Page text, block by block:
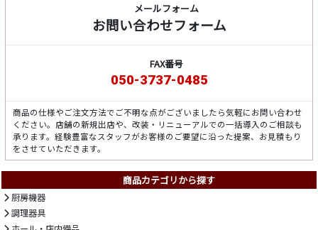
メールフォーム
お問い合わせフォーム
FAX番号
050-3737-0485
商品の仕様やご注文方法でご不明な点がございましたら気軽にお問い合わせ
ください。店舗の新規出店や、改装・リニューアルでの一括導入のご相談も
承ります。経験豊富なスタッフがお客様のご要望に沿った提案、お見積もり
をさせていただきます。
商品カテゴリから探す
厨房機器
調理器具